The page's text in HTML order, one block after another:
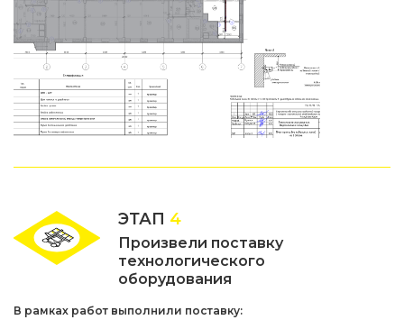
ЭТАП 4
Произвели поставку
технологического
оборудования
В рамках работ выполнили поставку: